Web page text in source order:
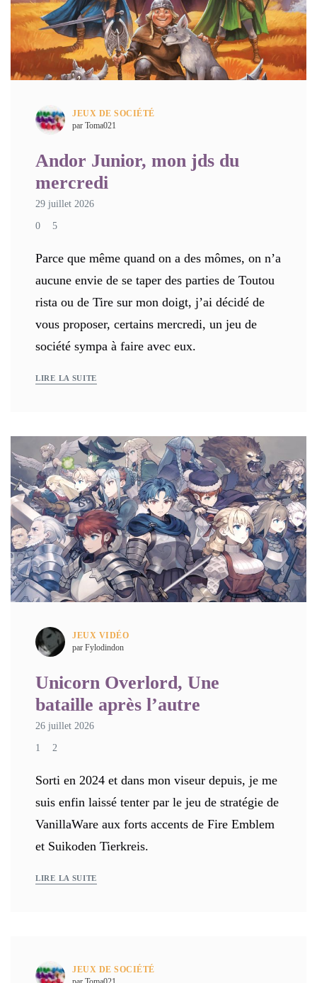
JEUX DE SOCIÉTÉ
par Toma021
Andor Junior, mon jds du
mercredi
29 juillet 2026
0 5
Parce que même quand on a des mômes, on n’a
aucune envie de se taper des parties de Toutou
rista ou de Tire sur mon doigt, j’ai décidé de
vous proposer, certains mercredi, un jeu de
société sympa à faire avec eux.
LIRE LA SUITE
JEUX VIDÉO
par Fylodindon
Unicorn Overlord, Une
bataille après l’autre
26 juillet 2026
1 2
Sorti en 2024 et dans mon viseur depuis, je me
suis enfin laissé tenter par le jeu de stratégie de
VanillaWare aux forts accents de Fire Emblem
et Suikoden Tierkreis.
LIRE LA SUITE
JEUX DE SOCIÉTÉ